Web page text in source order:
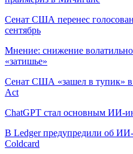
Сенат США перенес
сентябрь
Мнение: снижение
«затишье»
Сенат США «зашел в тупик»
Act
ChatGPT стал основным ИИ-
В Ledger предупредили об
Coldcard